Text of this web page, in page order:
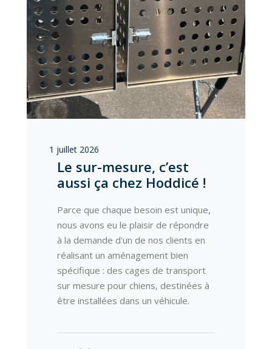
1 juillet 2026
Le sur-mesure, c’est
aussi ça chez Hoddicé !
Parce que chaque besoin est unique,
nous avons eu le plaisir de répondre
à la demande d'un de nos clients en
réalisant un aménagement bien
spécifique : des cages de transport
sur mesure pour chiens, destinées à
être installées dans un véhicule.